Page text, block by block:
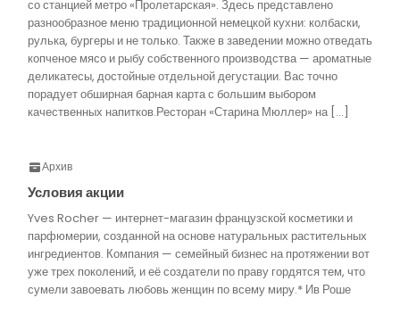
со станцией метро «Пролетарская». Здесь представлено
разнообразное меню традиционной немецкой кухни: колбаски,
рулька, бургеры и не только. Также в заведении можно отведать
копченое мясо и рыбу собственного производства — ароматные
деликатесы, достойные отдельной дегустации. Вас точно
порадует обширная барная карта с большим выбором
качественных напитков.Ресторан «Старина Мюллер» на […]
Архив
Условия акции
Yves Rocher — интернет-магазин французской косметики и
парфюмерии, созданной на основе натуральных растительных
ингредиентов. Компания — семейный бизнес на протяжении вот
уже трех поколений, и её создатели по праву гордятся тем, что
сумели завоевать любовь женщин по всему миру.* Ив Роше